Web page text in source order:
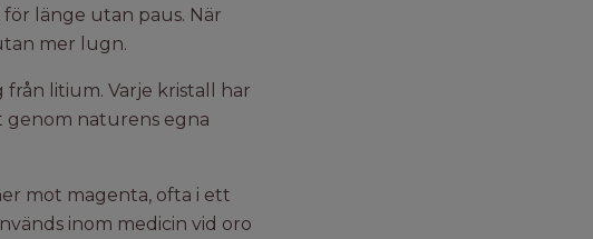
länge utan paus. När
mer lugn.
litium. Varje kristall har
naturens egna
mot magenta, ofta i ett
inom medicin vid oro